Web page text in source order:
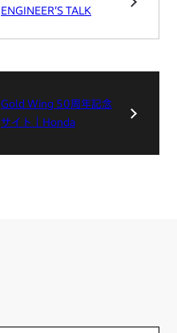
ENGINEER’S TALK
Gold Wing 50周年記念
サイト｜Honda